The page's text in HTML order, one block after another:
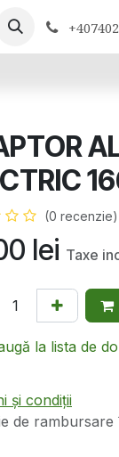
(0 recenzie)
lei Taxe
la lista de
și condiții
de rambursare